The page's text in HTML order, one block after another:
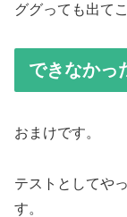
ググっても出て
できなかっ
おまけです。
テストとしてや
す。